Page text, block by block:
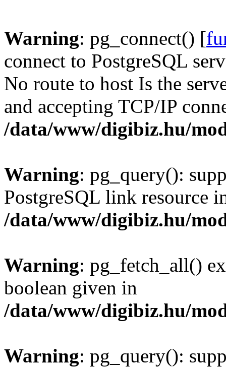
Warning: pg_connect() [
connect to PostgreSQL
No route to host Is the
and accepting TCP/IP
/data/www/digibiz.hu/
Warning: pg_query():
PostgreSQL link resource
/data/www/digibiz.hu/
Warning: pg_fetch_all()
boolean given in
/data/www/digibiz.hu/
Warning: pg_query():